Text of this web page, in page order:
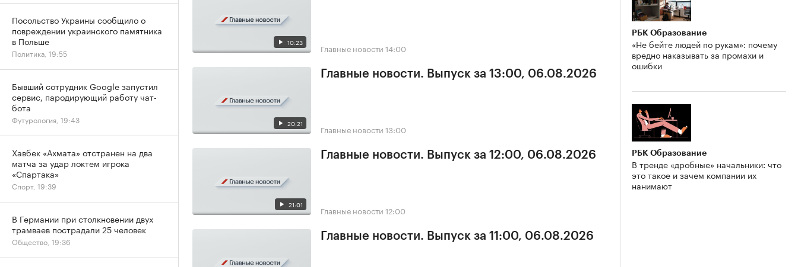
10:23 Главные новости 14:00
20:21
Главные новости. Выпуск за 13:00, 06.08.2026
Главные новости 13:00
21:01
Главные новости. Выпуск за 12:00, 06.08.2026
Главные новости 12:00
Главные новости. Выпуск за 11:00, 06.08.2026
РБК Образование
«Не бейте людей по рукам»: почему
вредно наказывать за промахи и
ошибки
РБК Образование
В тренде «дробные» начальники: что
это такое и зачем компании их
нанимают
Посольство Украины сообщило о
повреждении украинского памятника
в Польше
Политика, 19:55
Бывший сотрудник Google запустил
сервис, пародирующий работу чат-
бота
Футурология, 19:43
Хавбек «Ахмата» отстранен на два
матча за удар локтем игрока
«Спартака»
Спорт, 19:39
В Германии при столкновении двух
трамваев пострадали 25 человек
Общество, 19:36